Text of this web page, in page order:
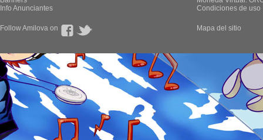
Info Anunciantes
Condiciones de uso
Follow Amilova on Mapa del sitio